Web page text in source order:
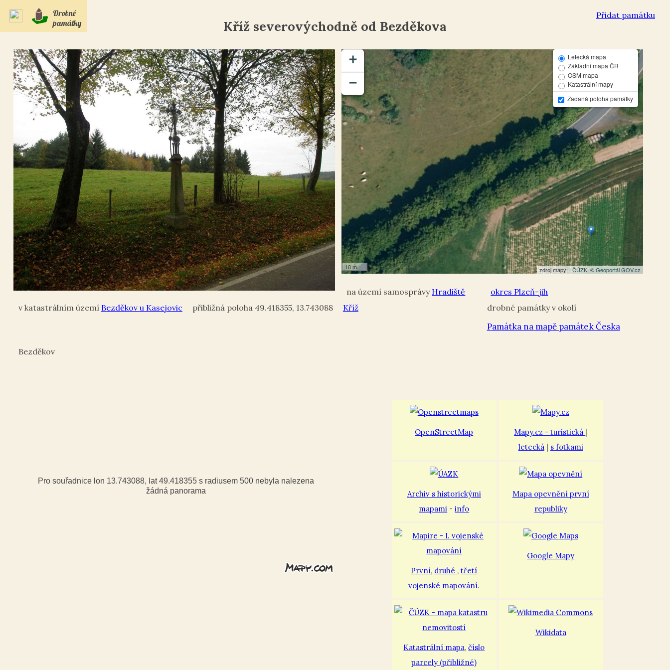
Přidat památku
Drobné
památky
Kříž severovýchodně od Bezděkova
+
−
Letecká mapa
Základní mapa ČR
OSM mapa
Katastrální mapy
Zadaná poloha památky
10 m zdroj mapy: |ČÚZK, ©Geoportál GOV.cz
Hradiště
okres Plzeň-jih
Bezděkov u Kasejovic
49.418355, 13.743088 Kříž
Památka na mapě památek Česka
Bezděkov
Pro souřadnice lon 13.743088, lat 49.418355 s radiusem 500 nebyla nalezena
žádná panorama
OpenStreetMap Mapy.cz - turistická |
letecká| s fotkami
Archiv s historickými
mapami -info
Mapa opevnění první
republiky
První, druhé ,třetí
vojenské mapování.
Google Mapy
Katastrální mapa,číslo
parcely (přibližné)
Wikidata